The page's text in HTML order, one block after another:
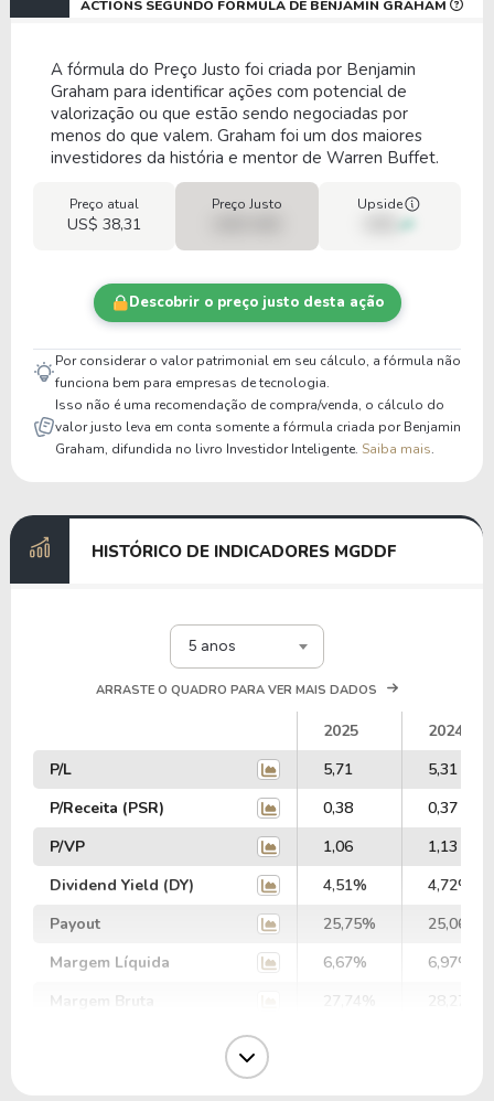
ACTIONS SEGUNDO FÓRMULA DE BENJAMIN GRAHAM
A fórmula do Preço Justo foi criada por Benjamin
Graham para identificar ações com potencial de
valorização ou que estão sendo negociadas por
menos do que valem. Graham foi um dos maiores
investidores da história e mentor de Warren Buffet.
Preço atual
US$ 38,31
Preço Justo Upside
Descobrir o preço justo desta ação
Por considerar o valor patrimonial em seu cálculo, a fórmula não
funciona bem para empresas de tecnologia.
Isso não é uma recomendação de compra/venda, o cálculo do
valor justo leva em conta somente a fórmula criada por Benjamin
Graham, difundida no livro Investidor Inteligente. Saiba mais.
HISTÓRICO DE INDICADORES MGDDF
5 anos
ARRASTE O QUADRO PARA VER MAIS DADOS
2025
2024
P/L
5,71
5,31
P/Receita (PSR)
0,38
0,37
P/VP
1,06
1,13
Dividend Yield (DY)
4,51%
4,72%
Payout
25,75%
25,06%
Margem Líquida
6,67%
6,97%
Margem Bruta
27,74%
28,27%